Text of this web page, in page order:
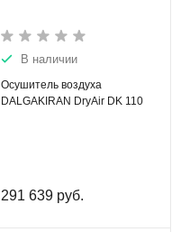
В наличии
Осушитель воздуха
DALGAKIRAN DryAir DK 110
291 639 руб.